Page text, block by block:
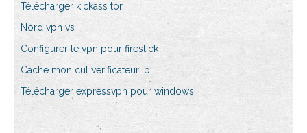
Télécharger kickass tor
Nord vpn vs
Configurer le vpn pour firestick
Cache mon cul vérificateur ip
Télécharger expressvpn pour windows